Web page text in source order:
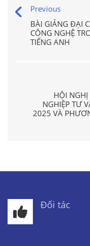
Previous
BÀI GIẢNG ĐẠI
CÔNG NGHỆ
TIẾNG ANH
HỘI NGHỊ
NGHIỆP TƯ
2025 VÀ
Đối tác